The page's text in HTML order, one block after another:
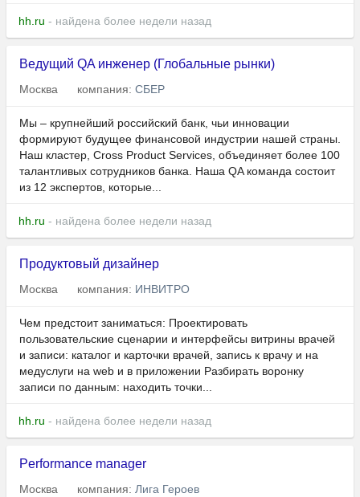
hh.ru - найдена более недели назад
Ведущий QA инженер (Глобальные рынки)
Москва компания: СБЕР
Мы – крупнейший российский банк, чьи инновации
формируют будущее финансовой индустрии нашей страны.
Наш кластер, Cross Product Services, объединяет более 100
талантливых сотрудников банка. Наша QA команда состоит
из 12 экспертов, которые...
hh.ru - найдена более недели назад
Продуктовый дизайнер
Москва компания: ИНВИТРО
Чем предстоит заниматься: Проектировать
пользовательские сценарии и интерфейсы витрины врачей
и записи: каталог и карточки врачей, запись к врачу и на
медуслуги на web и в приложении Разбирать воронку
записи по данным: находить точки...
hh.ru - найдена более недели назад
Performance manager
Москва компания: Лига Героев